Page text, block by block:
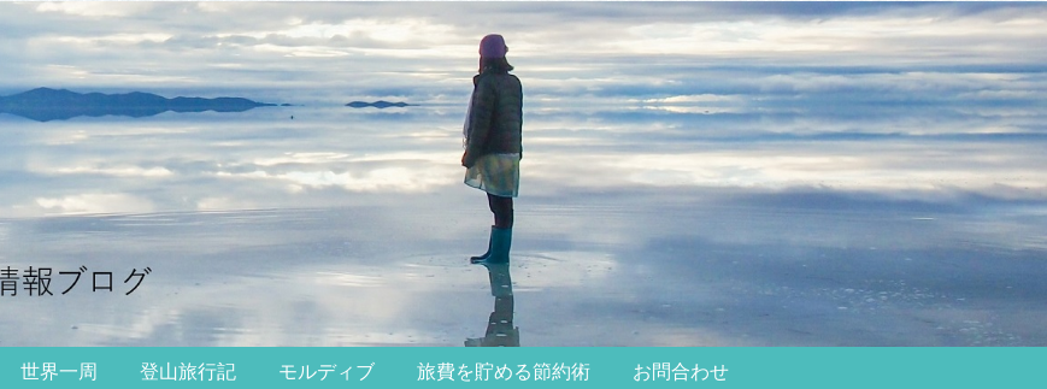
世界一周 登山旅行記 モルディブ 旅費を貯める節約術 お問合わせ